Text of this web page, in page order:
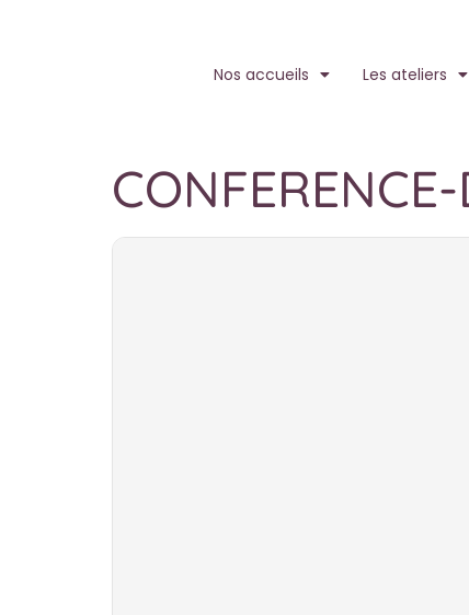
Nos accueils Les ateliers